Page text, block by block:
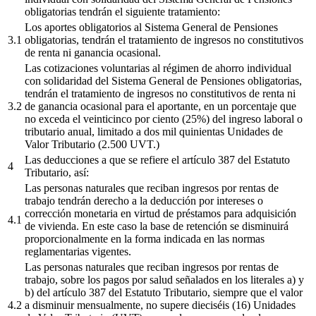
obligatorias tendrán el siguiente tratamiento:
3.1
Los aportes obligatorios al Sistema General de Pensiones
obligatorias, tendrán el tratamiento de ingresos no constitutivos
de renta ni ganancia ocasional.
3.2
Las cotizaciones voluntarias al régimen de ahorro individual
con solidaridad del Sistema General de Pensiones obligatorias,
tendrán el tratamiento de ingresos no constitutivos de renta ni
de ganancia ocasional para el aportante, en un porcenta­je que
no exceda el veinticinco por ciento (25%) del ingreso laboral o
tributario anual, limitado a dos mil quinientas Unidades de
Valor Tributario (2.500 UVT.)
4
Las deducciones a que se refiere el artículo 387 del Estatuto
Tributario, así:
4.1
Las personas naturales que reciban ingresos por rentas de
trabajo tendrán dere­cho a la deducción por intereses o
corrección monetaria en virtud de préstamos para adquisición
de vivienda. En este caso la base de retención se disminuirá
proporcionalmente en la forma indicada en las normas
reglamentarias vigentes.
4.2
Las personas naturales que reciban ingresos por rentas de
trabajo, sobre los pa­gos por salud señalados en los literales a) y
b) del artículo 387 del Estatuto Tri­butario, siempre que el valor
a disminuir mensualmente, no supere dieciséis (16) Unidades